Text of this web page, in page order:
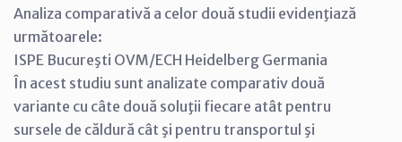
Analiza comparativă a celor două studii evidenţiază
următoarele:
ISPE Bucureşti OVM/ECH Heidelberg Germania
În acest studiu sunt analizate comparativ două
variante cu câte două soluţii fiecare atât pentru
sursele de căldură cât şi pentru transportul şi